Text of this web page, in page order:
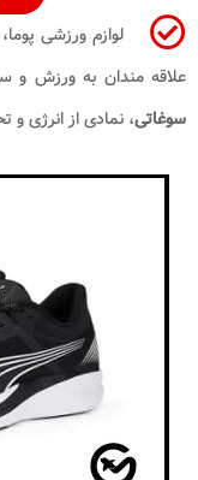
لوازم ورزشی
علاقه ‌مندان به ورزش و
سوغاتی، نمادی از انرژی